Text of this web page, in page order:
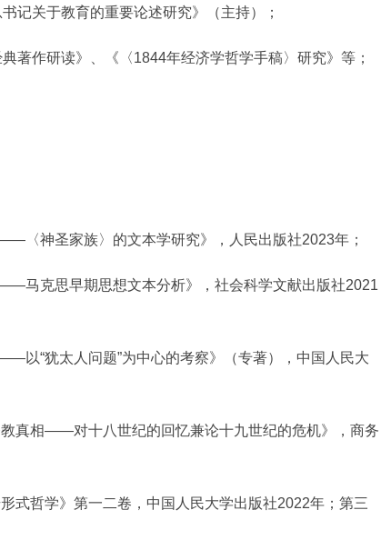
关于教育的重要论述研究》（主持）；
作研读》、《〈1844年经济学哲学手稿〉研究》等；
神圣家族〉的文本学研究》，人民出版社2023年；
克思早期思想文本分析》，社会科学文献出版社2021
“犹太人问题”为中心的考察》（专著），中国人民大
真相——对十八世纪的回忆兼论十九世纪的危机》，商务
哲学》第一二卷，中国人民大学出版社2022年；第三